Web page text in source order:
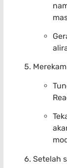
Setelah